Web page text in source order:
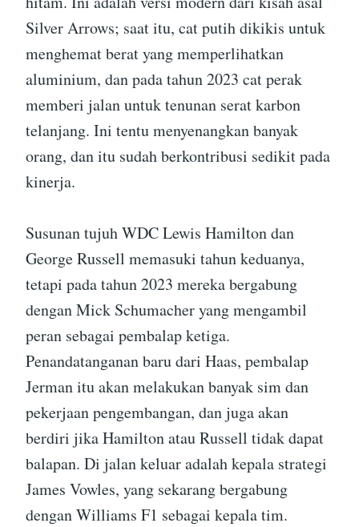
Silver Arrows; saat itu, cat putih dikikis untuk
menghemat berat yang memperlihatkan
aluminium, dan pada tahun 2023 cat perak
memberi jalan untuk tenunan serat karbon
telanjang. Ini tentu menyenangkan banyak
orang, dan itu sudah berkontribusi sedikit pada
kinerja.
Susunan tujuh WDC Lewis Hamilton dan
George Russell memasuki tahun keduanya,
tetapi pada tahun 2023 mereka bergabung
dengan Mick Schumacher yang mengambil
peran sebagai pembalap ketiga.
Penandatanganan baru dari Haas, pembalap
Jerman itu akan melakukan banyak sim dan
pekerjaan pengembangan, dan juga akan
berdiri jika Hamilton atau Russell tidak dapat
balapan. Di jalan keluar adalah kepala strategi
James Vowles, yang sekarang bergabung
dengan Williams F1 sebagai kepala tim.